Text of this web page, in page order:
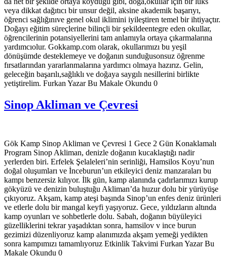
veya dikkat dağıtıcı bir unsur değil, aksine akademik başarıyı,
öğrenci sağlığınıve genel okul iklimini iyileştiren temel bir ihtiyaçtır.
Doğayı eğitim süreçlerine bilinçli bir şekildeentegre eden okullar,
öğrencilerinin potansiyellerini tam anlamıyla ortaya çıkarmalarına
yardımcıolur. Gokkamp.com olarak, okullarımızı bu yeşil
dönüşümde desteklemeye ve doğanın sunduğusonsuz öğrenme
fırsatlarından yararlanmalarına yardımcı olmaya hazırız. Gelin,
geleceğin başarılı,sağlıklı ve doğaya saygılı nesillerini birlikte
yetiştirelim. Furkan Yazar Bu Makale Okundu 0
Sinop Akliman ve Çevresi
Gök Kamp Sinop Akliman ve Çevresi 1 Gece 2 Gün Konaklamalı
Program Sinop Akliman, denizle doğanın kucaklaştığı nadir
yerlerden biri. Erfelek Şelaleleri’nin serinliği, Hamsilos Koyu’nun
doğal oluşumları ve İnceburun’un etkileyici deniz manzaraları bu
kampı benzersiz kılıyor. İlk gün, kamp alanında çadırlarımızı kurup
gökyüzü ve denizin buluştuğu Akliman’da huzur dolu bir yürüyüşe
çıkıyoruz. Akşam, kamp ateşi başında Sinop’un enfes deniz ürünleri
ve etlerle dolu bir mangal keyfi yaşıyoruz. Gece, yıldızların altında
kamp oyunları ve sohbetlerle dolu. Sabah, doğanın büyüleyici
güzelliklerini tekrar yaşadıktan sonra, hamsilov v ince burun
gezimizi düzenliyoruz kamp alanımızda akşam yemeği yedikten
sonra kampımızı tamamlıyoruz Etkinlik Takvimi Furkan Yazar Bu
Makale Okundu 0